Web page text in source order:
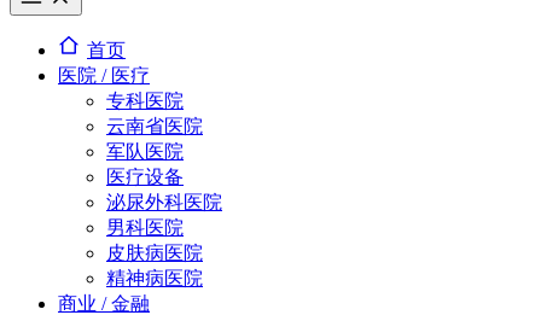
首页
医院 / 医疗
专科医院
云南省医院
军队医院
医疗设备
泌尿外科医院
男科医院
皮肤病医院
精神病医院
商业 / 金融